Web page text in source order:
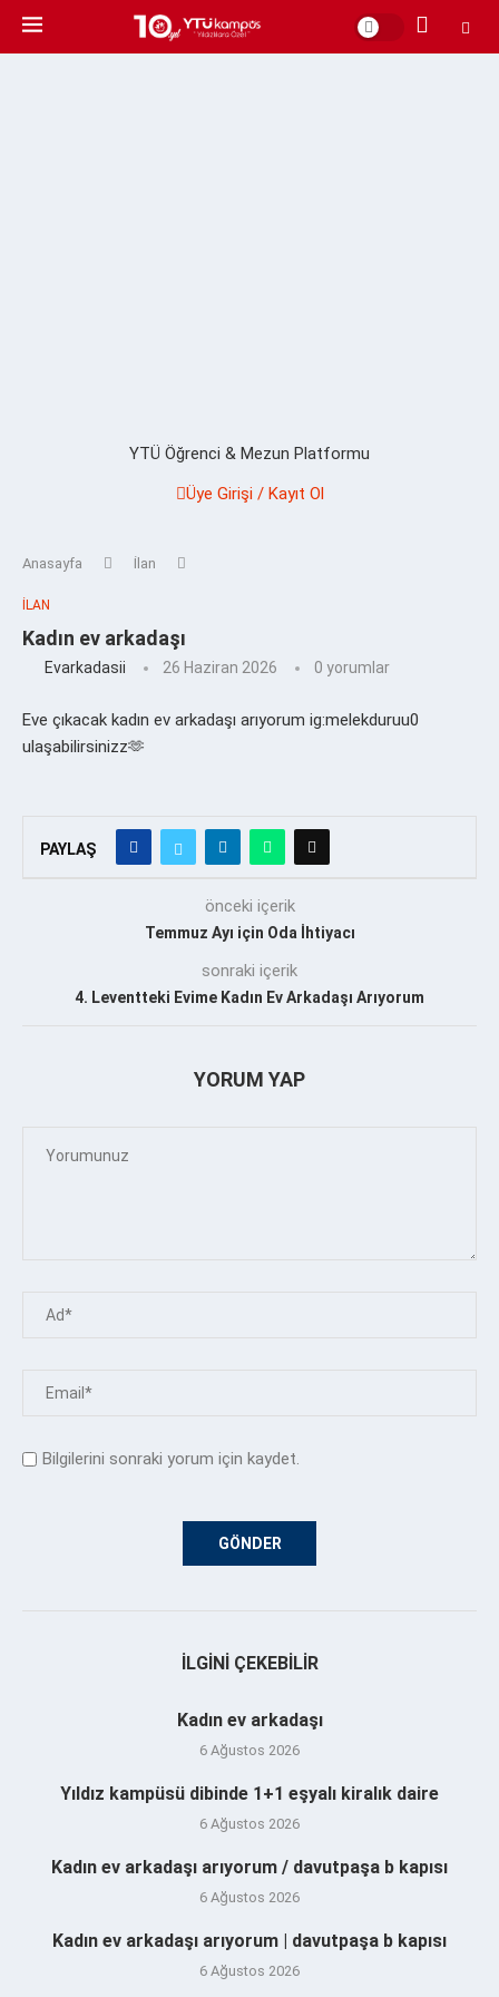
YTÜ Öğrenci & Mezun Platformu
Üye Girişi / Kayıt Ol
Anasayfa İlan
İLAN
Kadın ev arkadaşı
Evarkadasii 26 Haziran 2026 0 yorumlar
Eve çıkacak kadın ev arkadaşı arıyorum ig:melekduruu0
ulaşabilirsinizz🫶
PAYLAŞ
önceki içerik
Temmuz Ayı için Oda İhtiyacı
sonraki içerik
4. Leventteki Evime Kadın Ev Arkadaşı Arıyorum
YORUM YAP
Bilgilerini sonraki yorum için kaydet.
İLGINI ÇEKEBILIR
Kadın ev arkadaşı
6 Ağustos 2026
Yıldız kampüsü dibinde 1+1 eşyalı kiralık daire
6 Ağustos 2026
Kadın ev arkadaşı arıyorum / davutpaşa b kapısı
6 Ağustos 2026
Kadın ev arkadaşı arıyorum | davutpaşa b kapısı
6 Ağustos 2026